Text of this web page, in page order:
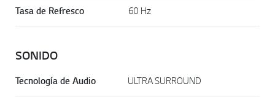
Tasa de Refresco 60 Hz
SONIDO
Tecnología de Audio ULTRA SURROUND